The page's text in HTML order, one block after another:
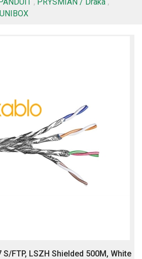
UNIBOX
S/FTP, LSZH Shielded 500M, White